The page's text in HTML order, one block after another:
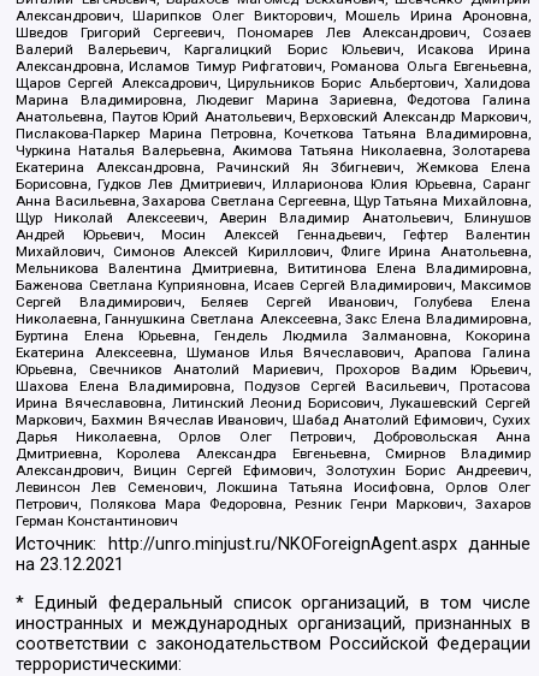
Александрович, Шарипков Олег Викторович, Мошель Ирина Ароновна,
Шведов Григорий Сергеевич, Пономарев Лев Александрович, Созаев
Валерий Валерьевич, Каргалицкий Борис Юльевич, Исакова Ирина
Александровна, Исламов Тимур Рифгатович, Романова Ольга Евгеньевна,
Щаров Сергей Алексадрович, Цирульников Борис Альбертович, Халидова
Марина Владимировна, Людевиг Марина Зариевна, Федотова Галина
Анатольевна, Паутов Юрий Анатольевич, Верховский Александр Маркович,
Пислакова-Паркер Марина Петровна, Кочеткова Татьяна Владимировна,
Чуркина Наталья Валерьевна, Акимова Татьяна Николаевна, Золотарева
Екатерина Александровна, Рачинский Ян Збигневич, Жемкова Елена
Борисовна, Гудков Лев Дмитриевич, Илларионова Юлия Юрьевна, Саранг
Анна Васильевна, Захарова Светлана Сергеевна, Щур Татьяна Михайловна,
Щур Николай Алексеевич, Аверин Владимир Анатольевич, Блинушов
Андрей Юрьевич, Мосин Алексей Геннадьевич, Гефтер Валентин
Михайлович, Симонов Алексей Кириллович, Флиге Ирина Анатольевна,
Мельникова Валентина Дмитриевна, Вититинова Елена Владимировна,
Баженова Светлана Куприяновна, Исаев Сергей Владимирович, Максимов
Сергей Владимирович, Беляев Сергей Иванович, Голубева Елена
Николаевна, Ганнушкина Светлана Алексеевна, Закс Елена Владимировна,
Буртина Елена Юрьевна, Гендель Людмила Залмановна, Кокорина
Екатерина Алексеевна, Шуманов Илья Вячеславович, Арапова Галина
Юрьевна, Свечников Анатолий Мариевич, Прохоров Вадим Юрьевич,
Шахова Елена Владимировна, Подузов Сергей Васильевич, Протасова
Ирина Вячеславовна, Литинский Леонид Борисович, Лукашевский Сергей
Маркович, Бахмин Вячеслав Иванович, Шабад Анатолий Ефимович, Сухих
Дарья Николаевна, Орлов Олег Петрович, Добровольская Анна
Дмитриевна, Королева Александра Евгеньевна, Смирнов Владимир
Александрович, Вицин Сергей Ефимович, Золотухин Борис Андреевич,
Левинсон Лев Семенович, Локшина Татьяна Иосифовна, Орлов Олег
Петрович, Полякова Мара Федоровна, Резник Генри Маркович, Захаров
Герман Константинович
Источник: http://unro.minjust.ru/NKOForeignAgent.aspxданные
на23.12.2021
* Единый федеральный список организаций, в том числе
иностранных и международных организаций, признанных в
соответствии с законодательством Российской Федерации
террористическими: